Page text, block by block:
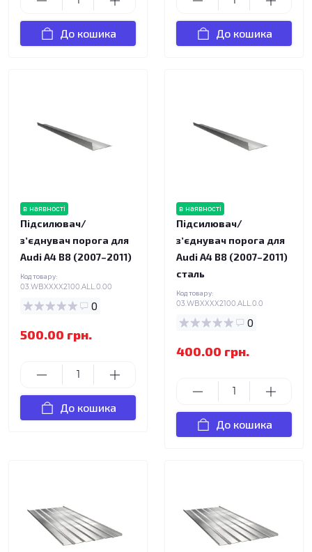
До кошика До кошика
в наявності
Підсилювач/
зʼєднувач порога для
Audi A4 B8 (2007–2011)
Код товару:
03.WBXXXX2100.ALL.0.00
0
500.00 грн.
До кошика
в наявності
Підсилювач/
зʼєднувач порога для
Audi A4 B8 (2007–2011)
сталь
Код товару:
03.WBXXXX2100.ALL.0.0
0
400.00 грн.
До кошика